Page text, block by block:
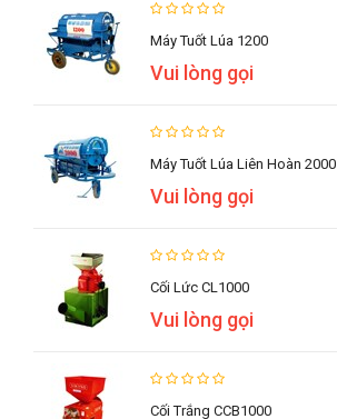
Máy Tuốt Lúa 1200
Vui lòng gọi
Máy Tuốt Lúa Liên Hoàn 2000
Vui lòng gọi
Cối Lức CL1000
Vui lòng gọi
Cối Trắng CCB1000